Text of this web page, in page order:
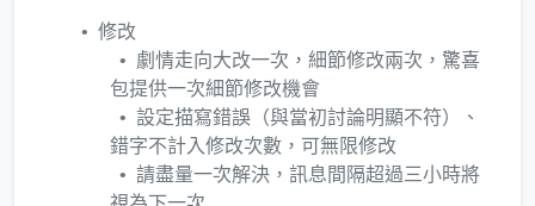
修改
劇情走向大改一次，細節修改兩次，驚喜
包提供一次細節修改機會
設定描寫錯誤（與當初討論明顯不符）、
錯字不計入修改次數，可無限修改
請盡量一次解決，訊息間隔超過三小時將